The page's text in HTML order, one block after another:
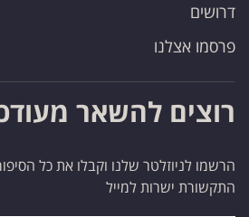
דרושים
פרסמו אצלנו
רוצים להשאר
הרשמו לניוזלטר שלנו וקבלו את כל
התקשורת ישרות למייל